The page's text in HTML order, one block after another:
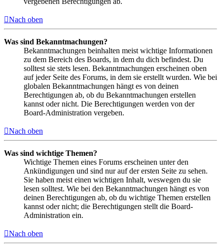
Nach oben
Was sind Bekanntmachungen?
Bekanntmachungen beinhalten meist wichtige Informationen
zu dem Bereich des Boards, in dem du dich befindest. Du
solltest sie stets lesen. Bekanntmachungen erscheinen oben
auf jeder Seite des Forums, in dem sie erstellt wurden. Wie bei
globalen Bekanntmachungen hängt es von deinen
Berechtigungen ab, ob du Bekanntmachungen erstellen
kannst oder nicht. Die Berechtigungen werden von der
Board-Administration vergeben.
Nach oben
Was sind wichtige Themen?
Wichtige Themen eines Forums erscheinen unter den
Ankündigungen und sind nur auf der ersten Seite zu sehen.
Sie haben meist einen wichtigen Inhalt, weswegen du sie
lesen solltest. Wie bei den Bekanntmachungen hängt es von
deinen Berechtigungen ab, ob du wichtige Themen erstellen
kannst oder nicht; die Berechtigungen stellt die Board-
Administration ein.
Nach oben